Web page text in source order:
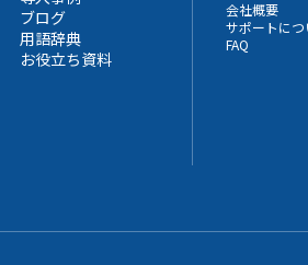
ブログ
用語辞典
お役立ち資料
会社概要
サポートにつ
FAQ